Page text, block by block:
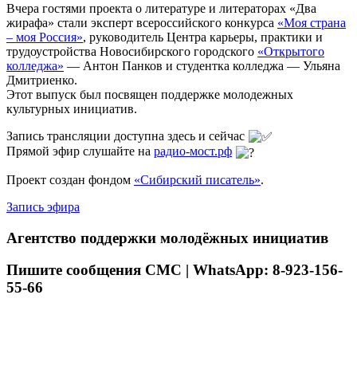
Вчера гостями проекта о литературе и литераторах «Два
жирафа» стали эксперт всероссийского конкурса «Моя страна
– моя Россия», руководитель Центра карьеры, практики и
трудоустройства Новосибирского городского «Открытого
колледжа» — Антон Панков и студентка колледжа — Ульяна
Дмитриенко.
Этот выпуск был посвящен поддержке молодежных
культурных инициатив.
Запись трансляции доступна здесь и сейчас
Прямой эфир слушайте на радио-мост.рф
Проект создан фондом «Сибирский писатель».
Запись эфира
Агентство поддержки молодёжных инициатив
Пишите сообщения СМС | WhatsApp: 8-923-156-
55-66